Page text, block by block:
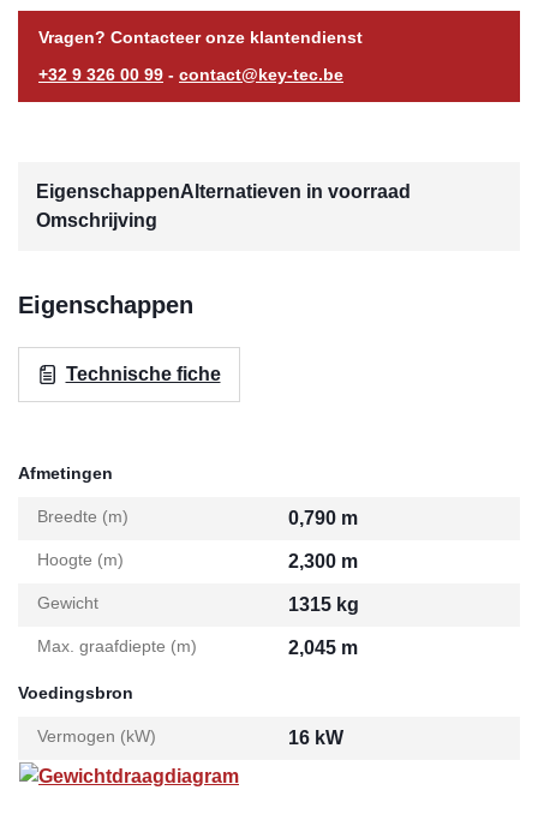
Vragen? Contacteer onze klantendienst
+32 9 326 00 99 - contact@key-tec.be
EigenschappenAlternatieven in voorraad
Omschrijving
Eigenschappen
Technische fiche
Afmetingen
Breedte (m) 0,790 m
Hoogte (m) 2,300 m
Gewicht 1315 kg
Max. graafdiepte (m) 2,045 m
Voedingsbron
Vermogen (kW)
16 kW
Gewichtdraagdiagram